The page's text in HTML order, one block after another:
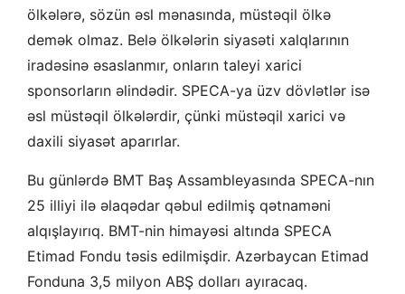
ölkələrə, sözün əsl mənasında, müstəqil ölkə
demək olmaz. Belə ölkələrin siyasəti xalqlarının
iradəsinə əsaslanmır, onların taleyi xarici
sponsorların əlindədir. SPECA-ya üzv dövlətlər isə
əsl müstəqil ölkələrdir, çünki müstəqil xarici və
daxili siyasət aparırlar.
Bu günlərdə BMT Baş Assambleyasında SPECA-nın
25 illiyi ilə əlaqədar qəbul edilmiş qətnaməni
alqışlayırıq. BMT-nin himayəsi altında SPECA
Etimad Fondu təsis edilmişdir. Azərbaycan Etimad
Fonduna 3,5 milyon ABŞ dolları ayıracaq.